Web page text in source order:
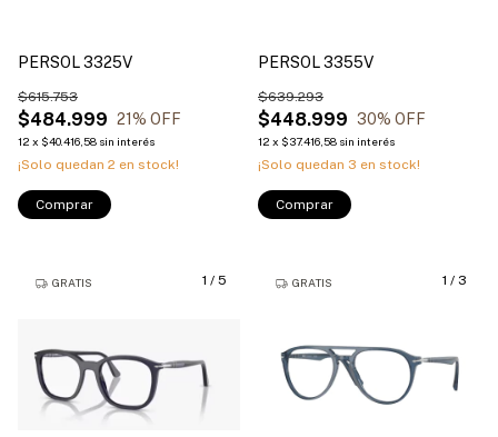
PERSOL 3325V
$484.999
$615.753
21% OFF
12 x $40.416,58 sin interés
¡Solo quedan 2 en stock!
Comprar
PERSOL 3355V
$448.999
$639.293
30% OFF
12 x $37.416,58 sin interés
¡Solo quedan 3 en stock!
Comprar
1 / 5
GRATIS 1 / 3
GRATIS